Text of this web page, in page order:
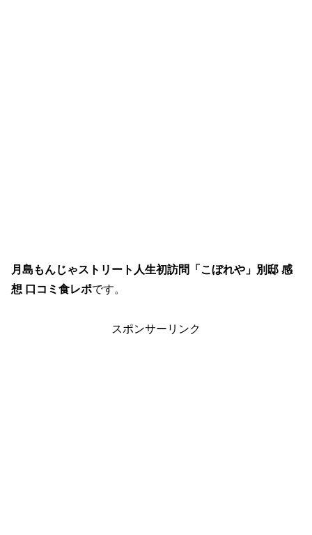
月島もんじゃストリート人生初訪問「こぼれや」別邸 感
想 口コミ食レポです。
スポンサーリンク